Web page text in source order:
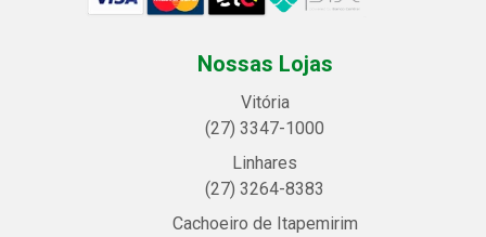
Nossas Lojas
Vitória
(27) 3347-1000
Linhares
(27) 3264-8383
Cachoeiro de Itapemirim